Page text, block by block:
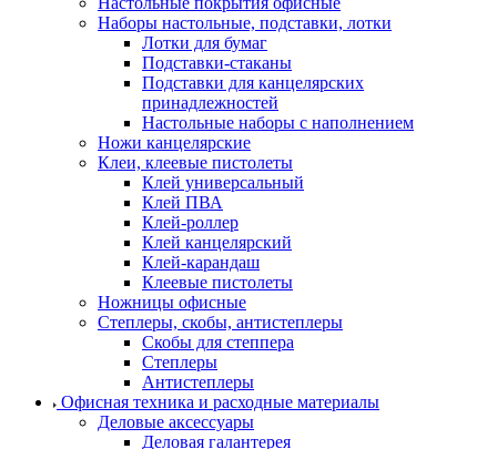
Наборы настольные, подставки, лотки
Лотки для бумаг
Подставки-стаканы
Подставки для канцелярских
принадлежностей
Настольные наборы с наполнением
Ножи канцелярские
Клеи, клеевые пистолеты
Клей универсальный
Клей ПВА
Клей-роллер
Клей канцелярский
Клей-карандаш
Клеевые пистолеты
Ножницы офисные
Степлеры, скобы, антистеплеры
Скобы для степпера
Степлеры
Антистеплеры
Офисная техника и расходные материалы
Деловые аксессуары
Деловая галантерея